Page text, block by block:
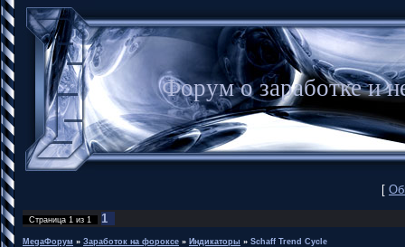
Форум о заработке
[
Страница 1 из 1 1
MegaФорум » Заработок на фороксе » Индикаторы » Schaff Trend Cycle